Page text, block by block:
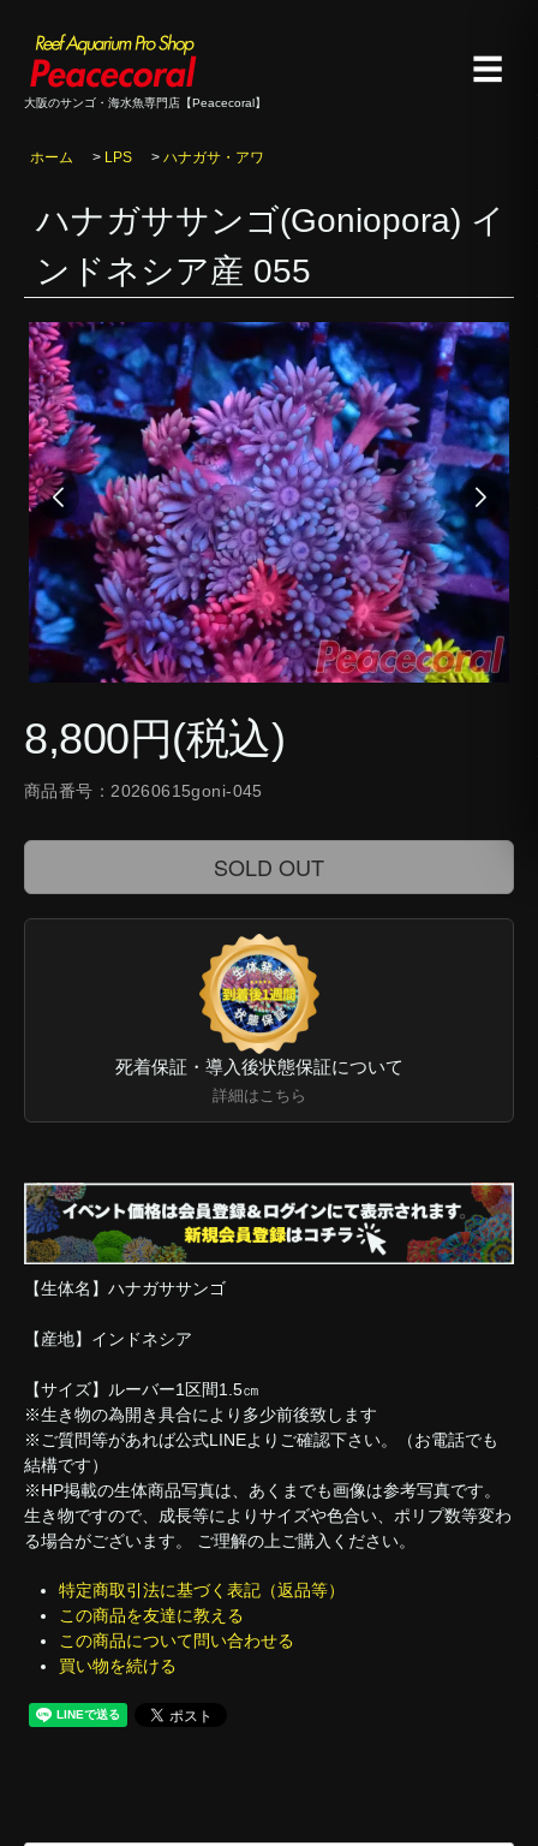
大阪のサンゴ・海水魚専門店【Peacecoral】
☰
ホーム > LPS > ハナガサ・アワ
ハナガササンゴ(Goniopora) イ
ンドネシア産 055
8,800円(税込)
商品番号：20260615goni-045
SOLD OUT
死着保証・導入後状態保証について
詳細はこちら
【生体名】ハナガササンゴ
【産地】インドネシア
【サイズ】ルーバー1区間1.5㎝
※生き物の為開き具合により多少前後致します
※ご質問等があれば公式LINEよりご確認下さい。（お電話でも
結構です）
※HP掲載の生体商品写真は、あくまでも画像は参考写真です。
生き物ですので、成長等によりサイズや色合い、ポリプ数等変わ
る場合がございます。 ご理解の上ご購入ください。
特定商取引法に基づく表記（返品等）
この商品を友達に教える
この商品について問い合わせる
買い物を続ける